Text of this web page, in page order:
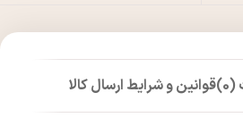
قوانین و شرایط ارسال کالا